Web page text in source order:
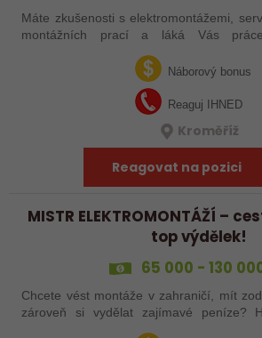
Máte zkušenosti s elektromontážemi,
montážních prací a láká Vás
projektech? Nebo jste šikovný elektrikář či
už nechce být jen „řadový…Náborový bonus
Reaguj IHNED
Kroměříž
Reagovat na pozici
MISTR ELEKTROMONTÁŽÍ –
top výdělek!
65 000 - 130
Chcete vést montáže v zahraničí, mít
zároveň si vydělat zajímavé peníze? Hledáme zkušeného